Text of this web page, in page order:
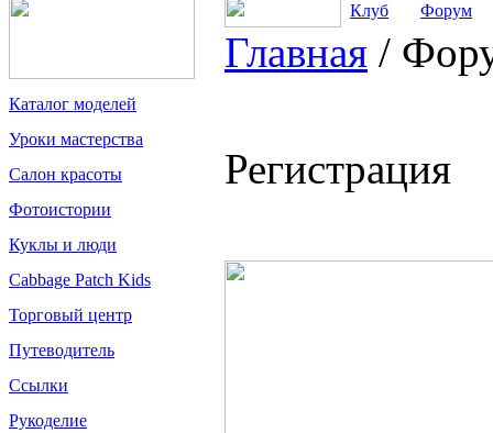
Каталог моделей
Уроки мастерства
Салон красоты
Фотоистории
Куклы и люди
Cabbage Patch Kids
Торговый центр
Путеводитель
Ссылки
Рукоделие
Клуб Форум
Главная /
Регистрация